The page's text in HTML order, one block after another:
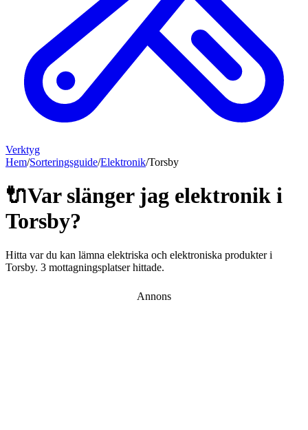
Verktyg
Hem/Sorteringsguide/Elektronik/Torsby
🔌Var slänger jag elektronik i
Torsby?
Hitta var du kan lämna elektriska och elektroniska produkteri
Torsby. 3 mottagningsplatser hittade.
Annons